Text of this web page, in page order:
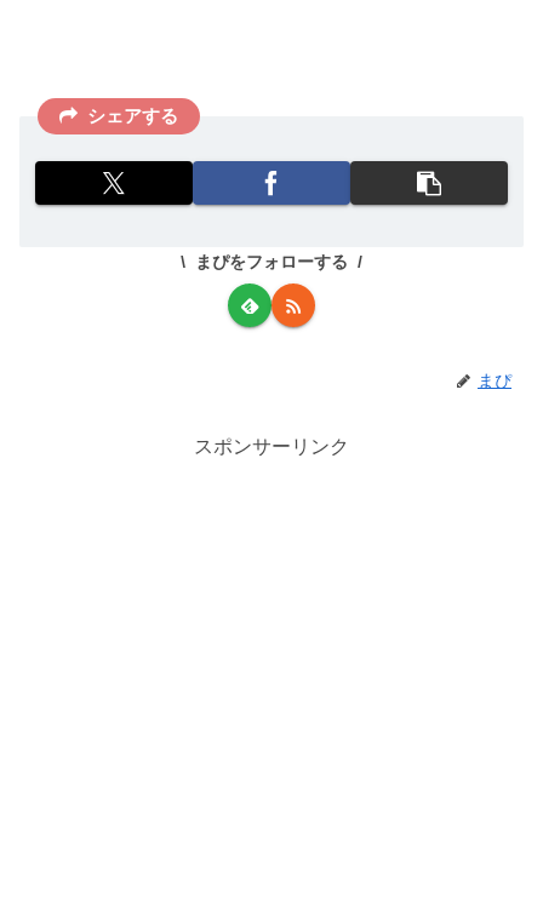
シェアする
まぴをフォローする
まぴ
スポンサーリンク